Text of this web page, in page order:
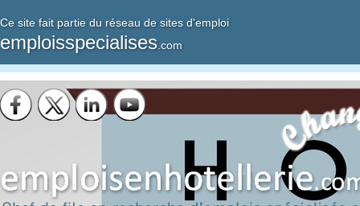
Ce site fait partie du réseau de sites d'emploi
emploisspecialises .com